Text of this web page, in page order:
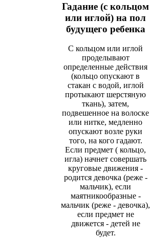
Гадание (с кольцом
или иглой) на пол
будущего ребенка
С кольцом или иглой
проделывают
определенные действия
(кольцо опускают в
стакан с водой, иглой
протыкают шерстяную
ткань), затем,
подвешенное на волоске
или нитке, медленно
опускают возле руки
того, на кого гадают.
Если предмет ( кольцо,
игла) начнет совершать
круговые движения -
родится девочка (реже -
мальчик), если
маятникообразные -
мальчик (реже - девочка),
если предмет не
движется - детей не
будет.